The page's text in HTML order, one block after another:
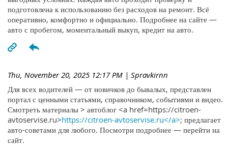
подготовлена к использованию без расходов на ремонт. Всё
оперативно, комфортно и официально. Подробнее на сайте —
авто с пробегом, моментальный выкуп, кредит на авто.
Thu, November 20, 2025 12:17 PM | Spravkirnn
Для всех водителей — от новичков до бывалых, представлен
портал с ценными статьями, справочником, событиями и видео.
Смотреть материалы > автоблог <a href=https://citroen-
avtoservise.ru>https://citroen-avtoservise.ru</a>; предлагает
авто-советами для любого. Посмотри подробнее — перейти на
сайт.